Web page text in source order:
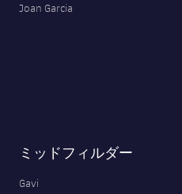
Joan Garcia
ミッドフィルダー
Gavi